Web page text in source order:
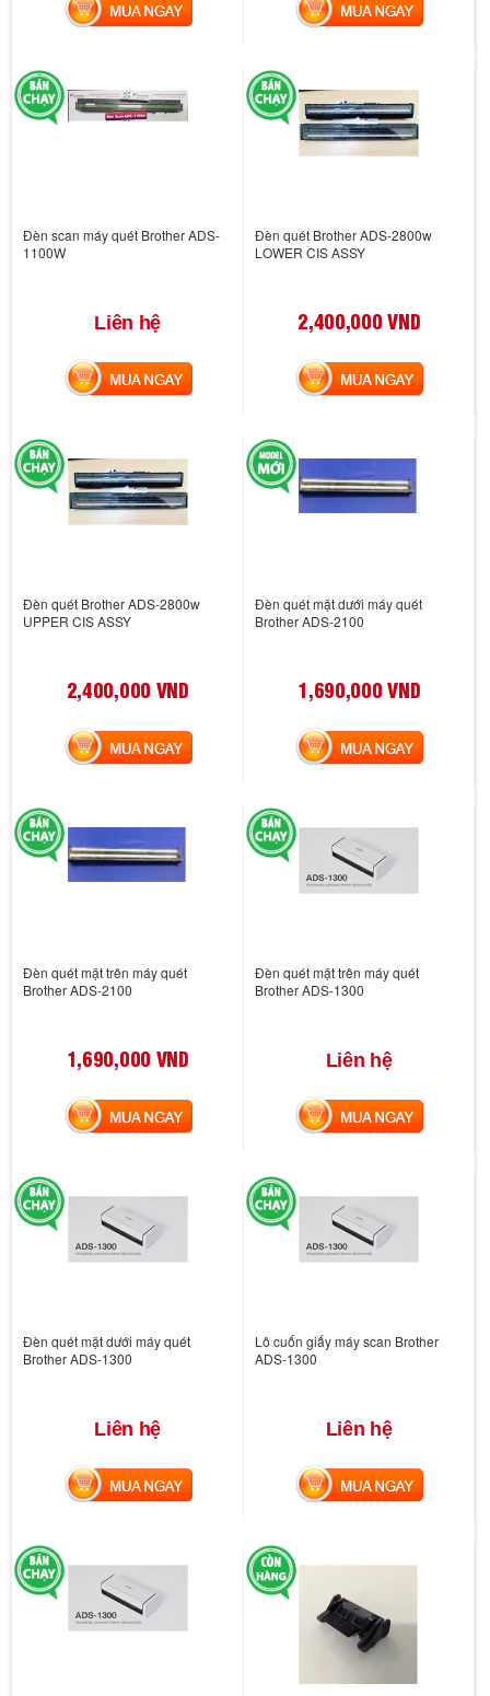
MUA NGAY MUA NGAY
Đèn scan máy quét Brother ADS-
1100W
Liên hệ
MUA NGAY
Đèn quét Brother ADS-2800w
LOWER CIS ASSY
2,400,000 VND
MUA NGAY
Đèn quét Brother ADS-2800w
UPPER CIS ASSY
2,400,000 VND
MUA NGAY
Đèn quét mặt dưới máy quét
Brother ADS-2100
1,690,000 VND
MUA NGAY
Đèn quét mặt trên máy quét
Brother ADS-2100
1,690,000 VND
MUA NGAY
Đèn quét mặt trên máy quét
Brother ADS-1300
Liên hệ
MUA NGAY
Đèn quét mặt dưới máy quét
Brother ADS-1300
Liên hệ
MUA NGAY
Lô cuốn giấy máy scan Brother
ADS-1300
Liên hệ
MUA NGAY